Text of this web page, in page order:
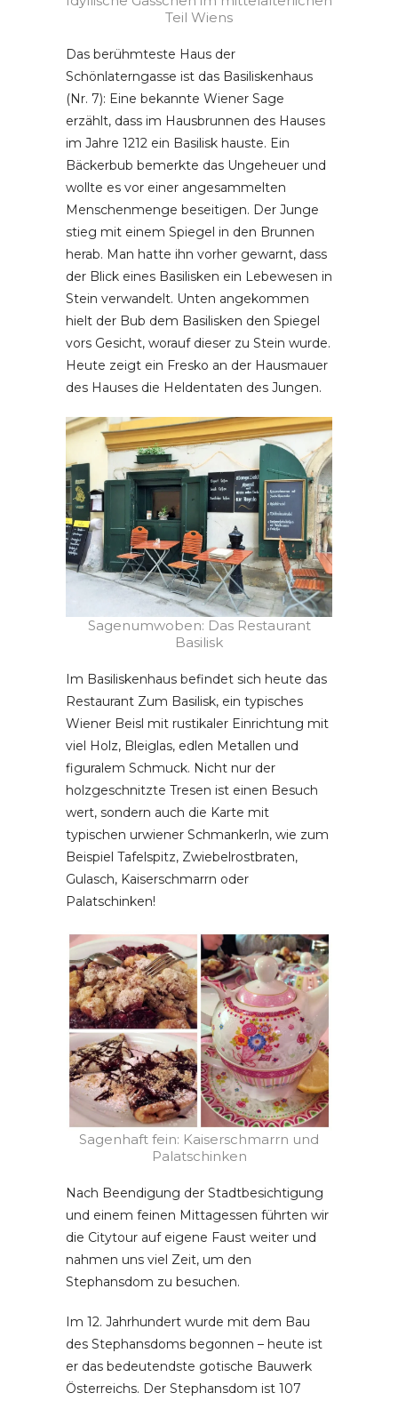
Teil Wiens
Das berühmteste Haus der
Schönlaterngasse ist das Basiliskenhaus
(Nr. 7): Eine bekannte Wiener Sage
erzählt, dass im Hausbrunnen des Hauses
im Jahre 1212 ein Basilisk hauste. Ein
Bäckerbub bemerkte das Ungeheuer und
wollte es vor einer angesammelten
Menschenmenge beseitigen. Der Junge
stieg mit einem Spiegel in den Brunnen
herab. Man hatte ihn vorher gewarnt, dass
der Blick eines Basilisken ein Lebewesen in
Stein verwandelt. Unten angekommen
hielt der Bub dem Basilisken den Spiegel
vors Gesicht, worauf dieser zu Stein wurde.
Heute zeigt ein Fresko an der Hausmauer
des Hauses die Heldentaten des Jungen.
Sagenumwoben: Das Restaurant
Basilisk
Im Basiliskenhaus befindet sich heute das
Restaurant Zum Basilisk, ein typisches
Wiener Beisl mit rustikaler Einrichtung mit
viel Holz, Bleiglas, edlen Metallen und
figuralem Schmuck. Nicht nur der
holzgeschnitzte Tresen ist einen Besuch
wert, sondern auch die Karte mit
typischen urwiener Schmankerln, wie zum
Beispiel Tafelspitz, Zwiebelrostbraten,
Gulasch, Kaiserschmarrn oder
Palatschinken!
Sagenhaft fein: Kaiserschmarrn und
Palatschinken
Nach Beendigung der Stadtbesichtigung
und einem feinen Mittagessen führten wir
die Citytour auf eigene Faust weiter und
nahmen uns viel Zeit, um den
Stephansdom zu besuchen.
Im 12. Jahrhundert wurde mit dem Bau
des Stephansdoms begonnen – heute ist
er das bedeutendste gotische Bauwerk
Österreichs. Der Stephansdom ist 107